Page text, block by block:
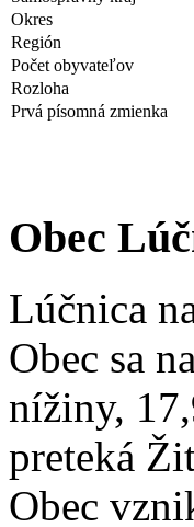
Okres
Región
Počet obyvateľov
Rozloha
Prvá písomná zmienka
Obec
Lúčnica
Obec sa
nížiny,
preteká
Obec